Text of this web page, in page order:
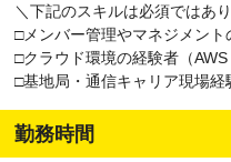
＼下記のスキルは必須ではあ
□メンバー管理やマネジメント
□クラウド環境の経験者（AWS
□基地局・通信キャリア現場経
勤務時間